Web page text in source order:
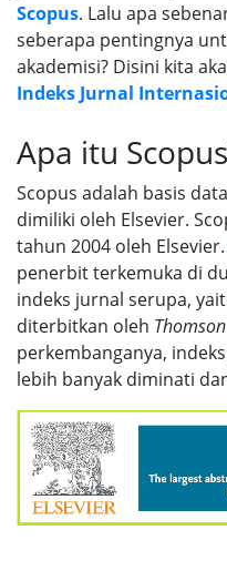
Scopus. Lalu apa
seberapa pentingnya
akademisi? Disini kita
Indeks Jurnal
Apa itu
Scopus adalah basis
dimiliki oleh Elsevier.
tahun 2004 oleh Elsevier.
penerbit terkemuka di
indeks jurnal serupa,
diterbitkan oleh
perkembanganya,
lebih banyak diminati